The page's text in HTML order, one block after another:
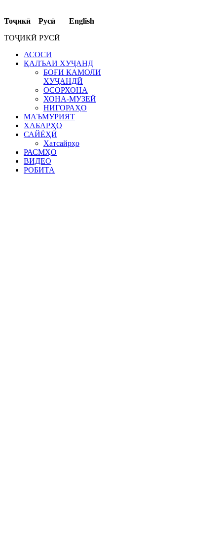
Тоҷикӣ Русӣ English
ТОҶИКӢ РУСӢ
АСОСӢ
ҚАЛЪАИ ХУҶАНД
БОҒИ КАМОЛИ
ХУҶАНДӢ
ОСОРХОНА
ХОНА-МУЗЕЙ
НИГОРАҲО
МАЪМУРИЯТ
ХАБАРҲО
САЙЁҲӢ
Хатсайрҳо
РАСМҲО
ВИДЕО
РОБИТА